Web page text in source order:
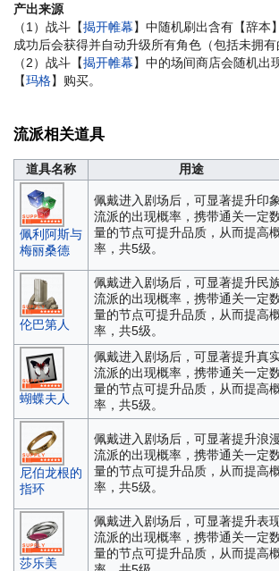
产出来源
（1）战斗【揭开帷幕】中随机刷出含有【辞本
成功后会获得并自动升级所有角色（包括未拥有
（2）战斗【揭开帷幕】中的场间商店会随机出
【玛格】购买。
流派相关道具
道具名称 用途
佩利阿斯与
梅丽桑德
佩戴进入剧场后，可显著提升印象
流派的出现概率，携带通关一定
量的节点可提升品质，从而提高
率，共5级。
伦巴第人
佩戴进入剧场后，可显著提升民
流派的出现概率，携带通关一定
量的节点可提升品质，从而提高
率，共5级。
蝴蝶夫人
佩戴进入剧场后，可显著提升真
流派的出现概率，携带通关一定
量的节点可提升品质，从而提高
率，共5级。
尼伯龙根的
指环
佩戴进入剧场后，可显著提升浪
流派的出现概率，携带通关一定
量的节点可提升品质，从而提高
率，共5级。
莎乐美
佩戴进入剧场后，可显著提升表
流派的出现概率，携带通关一定
量的节点可提升品质，从而提高